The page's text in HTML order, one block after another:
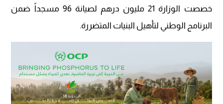
خصصت الوزارة 21 مليون درهم لصيانة 96 مسجداً ضمن
البرنامج الوطني لتأهيل البنيات المتضررة.